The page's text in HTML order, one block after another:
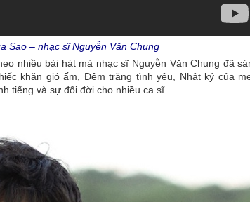
Sao – nhạc sĩ Nguyễn Văn Chung
nhiều bài hát mà nhạc sĩ Nguyễn Văn Chung đã
khăn gió ấm, Đêm trăng tình yêu, Nhật ký của
tiếng và sự đổi đời cho nhiều ca sĩ.